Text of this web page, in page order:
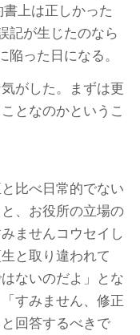
上は正しかった
記が生じたのなら
った日になる。
がした。まずは更
となのかというこ
比べ日常的でない
、お役所の立場の
ませんコウセイし
と取り違われて
ないのだよ」とな
すみません、修正
回答するべきで